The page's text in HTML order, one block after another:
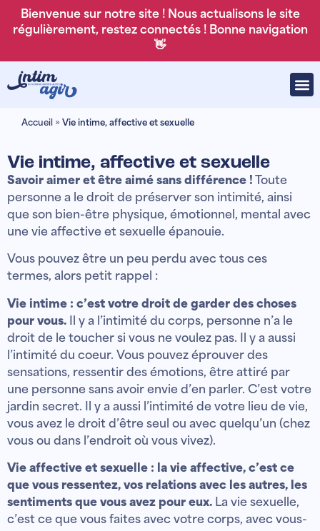
Bienvenue sur notre site ! Nous actualisons le site
régulièrement, restez connectés ! Bonne navigation
👋
Accueil » Vie intime, affective et sexuelle
Vie intime, affective et sexuelle
Savoir aimer et être aimé sans différence ! Toute
personne a le droit de préserver son intimité, ainsi
que son bien-être physique, émotionnel, mental avec
une vie affective et sexuelle épanouie.
Vous pouvez être un peu perdu avec tous ces
termes, alors petit rappel :
Vie intime : c’est votre droit de garder des choses
pour vous. Il y a l’intimité du corps, personne n’a le
droit de le toucher si vous ne voulez pas. Il y a aussi
l’intimité du coeur. Vous pouvez éprouver des
sensations, ressentir des émotions, être attiré par
une personne sans avoir envie d’en parler. C’est votre
jardin secret. Il y a aussi l’intimité de votre lieu de vie,
vous avez le droit d’être seul ou avec quelqu’un (chez
vous ou dans l’endroit où vous vivez).
Vie affective et sexuelle : la vie affective, c’est ce
que vous ressentez, vos relations avec les autres, les
sentiments que vous avez pour eux. La vie sexuelle,
c’est ce que vous faites avec votre corps, avec vous-